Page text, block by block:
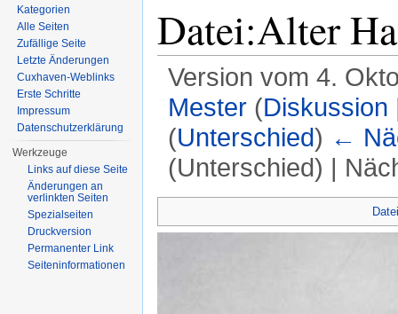
Datei:Alter
Version vom 4.
Mester (Diskussion
(Unterschied) ←
(Unterschied) |
Kategorien
Alle Seiten
Zufällige Seite
Letzte Änderungen
Cuxhaven-Weblinks
Erste Schritte
Impressum
Datenschutzerklärung
Werkzeuge
Links auf diese Seite
Änderungen an
verlinkten Seiten
Spezialseiten
Druckversion
Permanenter Link
Seiten­informationen